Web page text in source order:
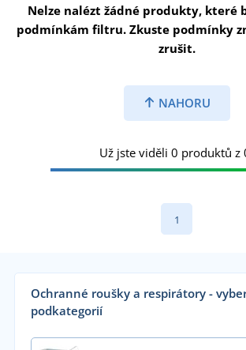
Nelze nalézt žádné produkty, které
podmínkám filtru. Zkuste podmínky
zrušit.
NAHORU
Už jste viděli 0 produktů z
1
Ochranné roušky a respirátory -
podkategorií